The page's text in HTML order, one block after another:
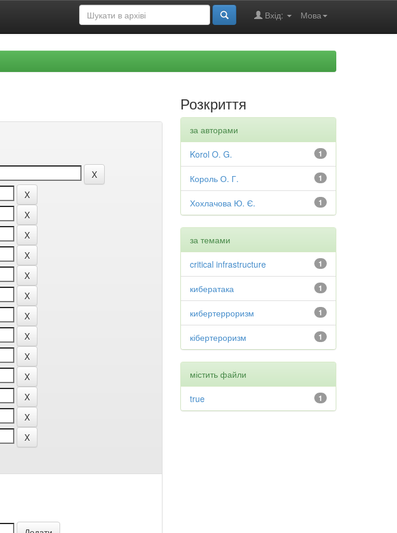
Мова
Вхід:
Розкриття
за авторами
1
Korol O. G.
1
Король О. Г.
1
Хохлачова Ю. Є.
за темами
1
critical infrastructure
1
кибератака
1
кибертерроризм
1
кібертероризм
містить файли
1
true